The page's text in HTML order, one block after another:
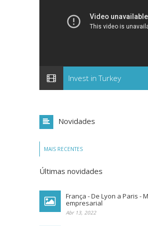
Invest in Turkey
Novidades
MAIS RECENTES
Últimas novidades
França - De Lyon a Paris -
empresarial
Abr 13, 2022